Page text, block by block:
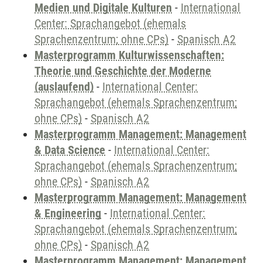
Medien und Digitale Kulturen - International
Center: Sprachangebot (ehemals
Sprachenzentrum; ohne CPs) - Spanisch A2
Masterprogramm Kulturwissenschaften:
Theorie und Geschichte der Moderne
(auslaufend) - International Center:
Sprachangebot (ehemals Sprachenzentrum;
ohne CPs) - Spanisch A2
Masterprogramm Management: Management
& Data Science - International Center:
Sprachangebot (ehemals Sprachenzentrum;
ohne CPs) - Spanisch A2
Masterprogramm Management: Management
& Engineering - International Center:
Sprachangebot (ehemals Sprachenzentrum;
ohne CPs) - Spanisch A2